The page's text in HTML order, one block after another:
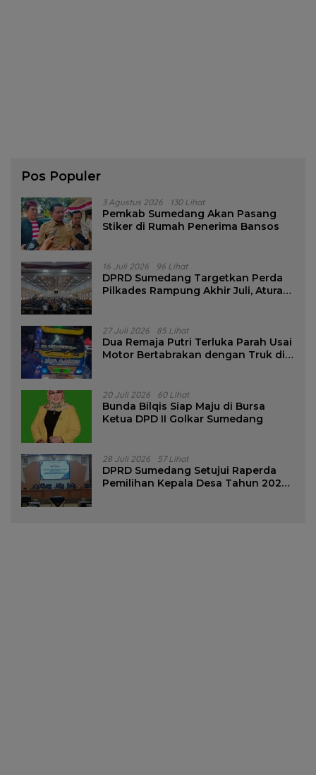
Pos Populer
3 Agustus 2026 130 Lihat
Pemkab Sumedang Akan Pasang
Stiker di Rumah Penerima Bansos
16 Juli 2026 96 Lihat
DPRD Sumedang Targetkan Perda
Pilkades Rampung Akhir Juli, Aturan
27 Juli 2026 85 Lihat
Dua Remaja Putri Terluka Parah Usai
Motor Bertabrakan dengan Truk di
20 Juli 2026 60 Lihat
Bunda Bilqis Siap Maju di Bursa
Ketua DPD II Golkar Sumedang
28 Juli 2026 57 Lihat
DPRD Sumedang Setujui Raperda
Pemilihan Kepala Desa Tahun 2026